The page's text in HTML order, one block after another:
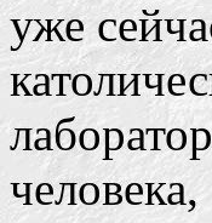
уже